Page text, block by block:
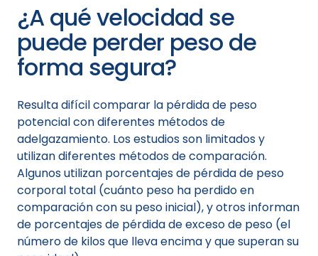
¿A qué velocidad se
puede perder peso de
forma segura?
Resulta difícil comparar la pérdida de peso
potencial con diferentes métodos de
adelgazamiento. Los estudios son limitados y
utilizan diferentes métodos de comparación.
Algunos utilizan porcentajes de pérdida de peso
corporal total (cuánto peso ha perdido en
comparación con su peso inicial), y otros informan
de porcentajes de pérdida de exceso de peso (el
número de kilos que lleva encima y que superan su